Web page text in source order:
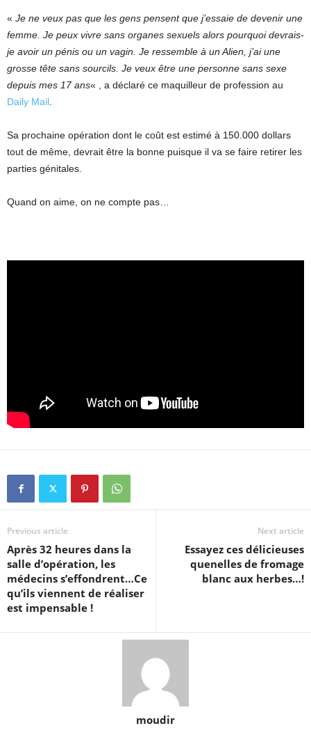
« Je ne veux pas que les gens pensent que j’essaie de devenir une
femme. Je peux vivre sans organes sexuels alors pourquoi devrais-
je avoir un pénis ou un vagin. Je ressemble à un Alien, j’ai une
grosse tête sans sourcils. Je veux être une personne sans sexe
depuis mes 17 ans« , a déclaré ce maquilleur de profession au
Daily Mail
Sa prochaine opération dont le coût est estimé à 150.000 dollars
tout de même, devrait être la bonne puisque il va se faire retirer les
parties génitales.
Quand on aime, on ne compte pas…
Previous article
Après 32 heures dans la
salle d’opération, les
médecins s’effondrent…Ce
qu’ils viennent de réaliser
est impensable !
Next article
Essayez ces délicieuses
quenelles de fromage
blanc aux herbes…!
moudir